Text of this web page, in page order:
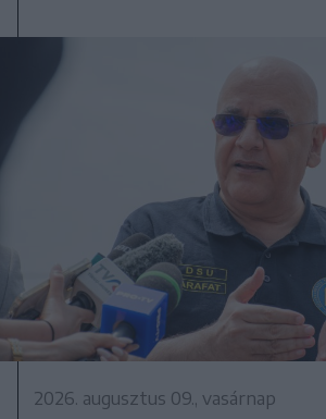
2026. augusztus 09., vasárnap